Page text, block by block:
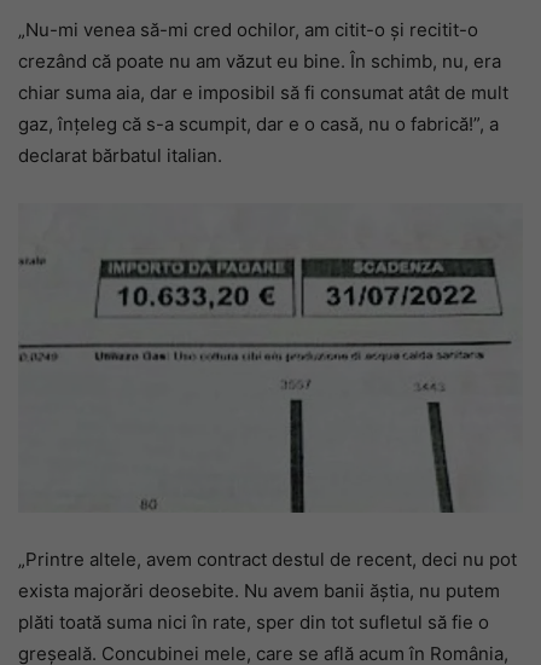
„Nu-mi venea să-mi cred ochilor, am citit-o și recitit-o
crezând că poate nu am văzut eu bine. În schimb, nu, era
chiar suma aia, dar e imposibil să fi consumat atât de mult
gaz, înțeleg că s-a scumpit, dar e o casă, nu o fabrică!”, a
declarat bărbatul italian.
„Printre altele, avem contract destul de recent, deci nu pot
exista majorări deosebite. Nu avem banii ăștia, nu putem
plăti toată suma nici în rate, sper din tot sufletul să fie o
greșeală. Concubinei mele, care se află acum în România,